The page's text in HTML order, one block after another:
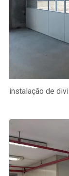
instalação de